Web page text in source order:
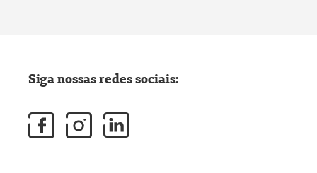
Siga nossas redes sociais: